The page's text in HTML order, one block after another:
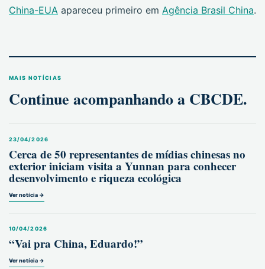
China-EUA apareceu primeiro em Agência Brasil China.
MAIS NOTÍCIAS
Continue acompanhando a CBCDE.
23/04/2026
Cerca de 50 representantes de mídias chinesas no
exterior iniciam visita a Yunnan para conhecer
desenvolvimento e riqueza ecológica
Ver notícia →
10/04/2026
“Vai pra China, Eduardo!”
Ver notícia →